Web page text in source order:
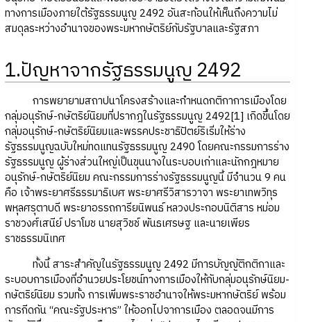
ทางการเมืองภายใต้รัฐธรรมนูญ 2492 อันสะท้อนให้เห็นถึงความไม่
สมดุลระหว่างอำนาจของพระมหากษัตริย์กับรัฐบาลและรัฐสภา
1.ปัญหาจากรัฐธรรมนูญ 2492
การพยายามสถาปนาโครงสร้างและกำหนดกติกาการเมืองโดย
กลุ่มอนุรักษ์-กษัตริย์นิยมที่ปรากฎในรัฐธรรมนูญ 2492[1] เกิดขึ้นโดย
กลุ่มอนุรักษ์-กษัตริย์นิยมและพรรคประชาธิปัตย์ริเริ่มให้ร่าง
รัฐธรรมนูญฉบับใหม่ทดแทนรัฐธรรมนูญ 2490 โดยคณะกรรมการร่าง
รัฐธรรมนูญ ผู้ร่างส่วนใหญ่เป็นขุนนางในระบอบเก่าและนักกฎหมาย
อนุรักษ์-กษัตริย์นิยม คณะกรรมการร่างรัฐธรรมนูญนี้ มีจำนวน 9 คน
คือ เจ้าพระยาศรีธรรมาธิเบศ พระยาศรีวิสารวาจา พระยาเทพวิทุร
พหุลศรุตาบดี พระยาอรรถการียนิพนธ์ หลวงประกอบนิติสาร หม่อม
ราชวงศ์เสนีย์ ปราโมช นายสุวิชช์ พันธเศรษฐ และนายเพียร
ราชธรรมนิเทศ
ทั้งนี้ สาระสำคัญในรัฐธรรมนูญ 2492 มีการบัญญัติกติกาและ
ระบอบการเมืองที่อำนวยประโยชน์ทางการเมืองให้กับกลุ่มอนุรักษ์นิยม-
กษัตริย์นิยม รวมทั้ง การเพิ่มพระราชอำนาจให้พระมหากษัตริย์ พร้อม
การกีดกัน “คณะรัฐประหาร” ให้ออกไปจาการเมือง ตลอดจนมีการ